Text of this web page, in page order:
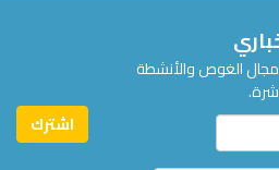
مجال الغوص والأنشطة